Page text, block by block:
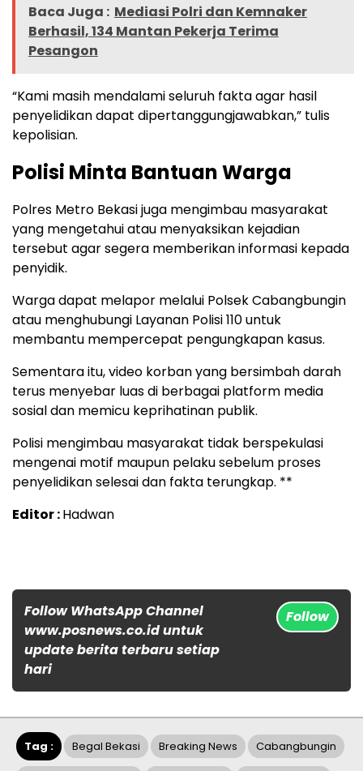
Baca Juga : Mediasi Polri dan Kemnaker
Berhasil, 134 Mantan Pekerja Terima
Pesangon
“Kami masih mendalami seluruh fakta agar hasil
penyelidikan dapat dipertanggungjawabkan,” tulis
kepolisian.
Polisi Minta Bantuan Warga
Polres Metro Bekasi juga mengimbau masyarakat
yang mengetahui atau menyaksikan kejadian
tersebut agar segera memberikan informasi kepada
penyidik.
Warga dapat melapor melalui Polsek Cabangbungin
atau menghubungi Layanan Polisi 110 untuk
membantu mempercepat pengungkapan kasus.
Sementara itu, video korban yang bersimbah darah
terus menyebar luas di berbagai platform media
sosial dan memicu keprihatinan publik.
Polisi mengimbau masyarakat tidak berspekulasi
mengenai motif maupun pelaku sebelum proses
penyelidikan selesai dan fakta terungkap. **
Editor :Hadwan
Follow WhatsApp Channel
www.posnews.co.id untuk
update berita terbaru setiap
hari
Follow
Tag : Begal Bekasi Breaking News Cabangbungin